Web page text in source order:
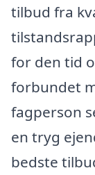
tilbud fra
for den tid
forbundet
fagperson
en tryg
bedste